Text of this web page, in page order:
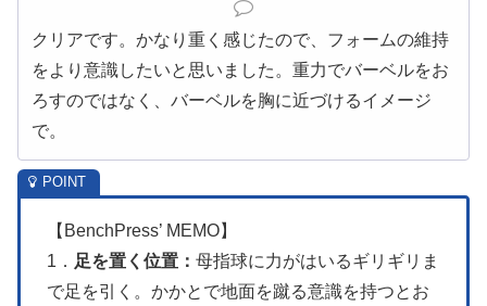
クリアです。かなり重く感じたので、フォームの維持
をより意識したいと思いました。重力でバーベルをお
ろすのではなく、バーベルを胸に近づけるイメージ
で。
【BenchPress’ MEMO】
1． 足を置く位置： 母指球に力がはいるギリギリま
で足を引く。かかとで地面を蹴る意識を持つとお